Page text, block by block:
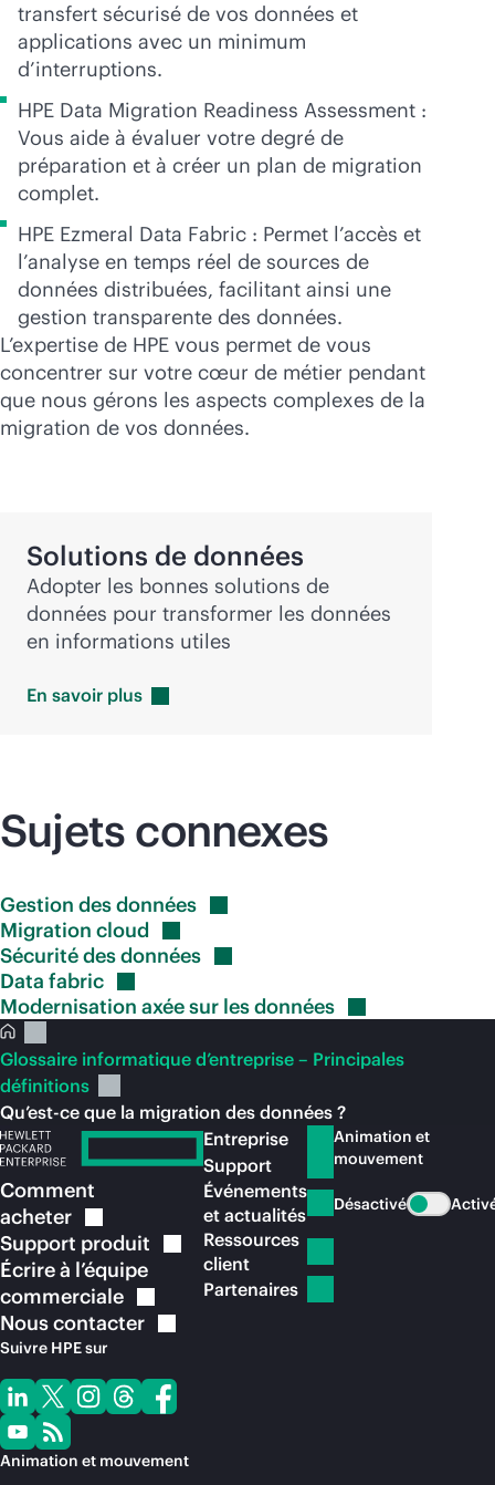
transfert sécurisé de vos données et
applications avec un minimum
d’interruptions.
HPE Data Migration Readiness Assessment :
Vous aide à évaluer votre degré de
préparation et à créer un plan de migration
complet.
HPE Ezmeral Data Fabric : Permet l’accès et
l’analyse en temps réel de sources de
données distribuées, facilitant ainsi une
gestion transparente des données.
L’expertise de HPE vous permet de vous
concentrer sur votre cœur de métier pendant
que nous gérons les aspects complexes de la
migration de vos données.
Solutions de données
Adopter les bonnes solutions de
données pour transformer les données
en informations utiles
En savoir plus
Sujets connexes
Gestion desdonnées
Migration cloud
Sécurité desdonnées
Data fabric
Modernisation axée sur lesdonnées
Glossaire informatique d’entreprise – Principales
définitions
Qu’est-ce que la migration des données ?
Comment
acheter
Support produit
Écrire à l’équipe
commerciale
Nouscontacter
Suivre HPE sur
Animation et mouvement
Entreprise
Support
Événements
et actualités
Ressources
client
Partenaires
Animation et
mouvement
Désactivé